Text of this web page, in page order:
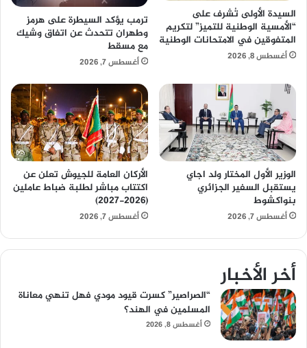
السيدة الأولى تُشرف على
“الأمسية الوطنية للتميز” لتكريم
المتفوقين في الامتحانات الوطنية
أغسطس 8, 2026
ترمب يؤكد السيطرة على هرمز
وطهران تتحدث عن اتفاق وشيك
مع مسقط
أغسطس 7, 2026
الوزير الأول المختار ولد اجاي
يستقبل السفير الجزائري
بنواكشوط
أغسطس 7, 2026
الأركان العامة للجيوش تعلن عن
اكتتاب مباشر لطلبة ضباط عاملين
(2026-2027)
أغسطس 7, 2026
أخر الأخبار
“الصراصير” كسرت قيود مودي فهل تنهي معاناة
المسلمين في الهند؟
أغسطس 8, 2026